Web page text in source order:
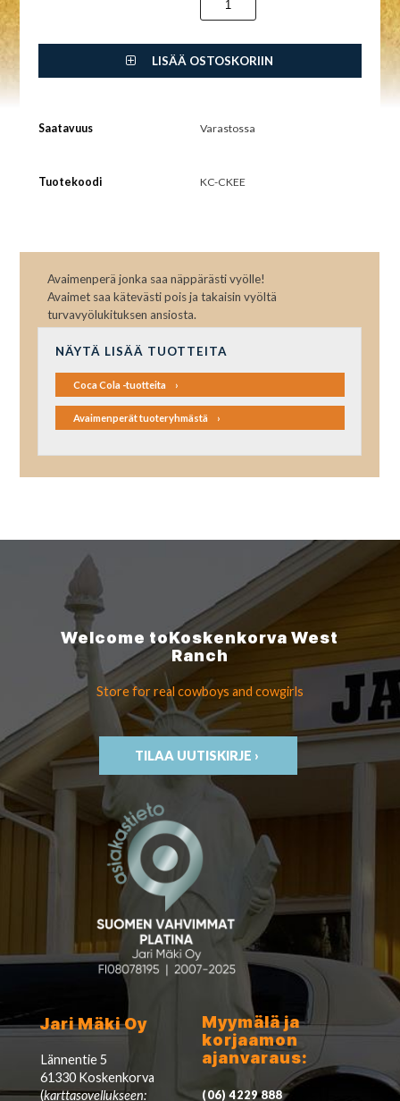
LISÄÄ OSTOSKORIIN
Saatavuus Varastossa
Tuotekoodi KC-CKEE
Avaimenperä jonka saa näppärästi vyölle!
Avaimet saa kätevästi pois ja takaisin vyöltä
turvavyölukituksen ansiosta.
NÄYTÄ LISÄÄ TUOTTEITA
Coca Cola -tuotteita
Avaimenperät tuoteryhmästä
Welcome toKoskenkorvaWest
Ranch
Store for real cowboys and cowgirls
TILAA UUTISKIRJE ›
Jari Mäki Oy
Lännentie 5
61330 Koskenkorva
(karttasovellukseen:
Myymälä ja
korjaamon
ajanvaraus:
(06) 4229 888